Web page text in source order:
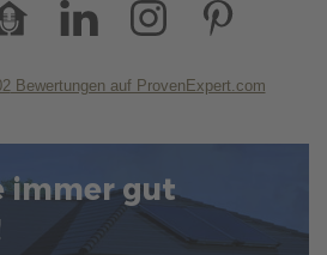
Bewertungen auf ProvenExpert.com
immer gut